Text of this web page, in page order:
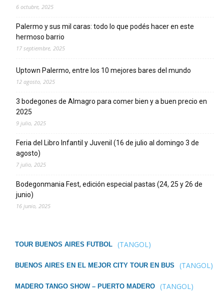
6 octubre, 2025
Palermo y sus mil caras: todo lo que podés hacer en este
hermoso barrio
17 septiembre, 2025
Uptown Palermo, entre los 10 mejores bares del mundo
12 agosto, 2025
3 bodegones de Almagro para comer bien y a buen precio en
2025
9 julio, 2025
Feria del Libro Infantil y Juvenil (16 de julio al domingo 3 de
agosto)
7 julio, 2025
Bodegonmania Fest, edición especial pastas (24, 25 y 26 de
junio)
16 junio, 2025
TOUR BUENOS AIRES FUTBOL (TANGOL)
BUENOS AIRES EN EL MEJOR CITY TOUR EN BUS (TANGOL)
MADERO TANGO SHOW – PUERTO MADERO (TANGOL)